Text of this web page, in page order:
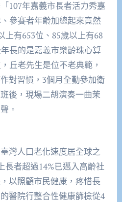
107年嘉義市長者活力秀嘉
參賽者年齡加總起來竟然
上有653位、85歲以上有68
長的是嘉義市樂齡珠心算
丘老先生是位不老典範，
對習慣，3個月全勤參加衛
後，現場二胡演奏一曲茉
。
灣人口老化速度居全球之
長者超過14%已邁入高齡社
以照顧市民健康，疼惜長
醫院行整合性健康篩檢從4